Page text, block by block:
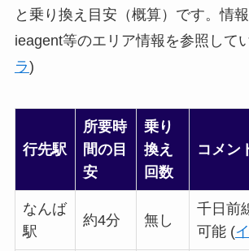
と乗り換え目安（概算）です。情報
ieagent等のエリア情報を参照して
ラ)
行先駅
所要時
間の目
安
乗り
換え
回数
コメン
なんば
駅
約4分 無し
千日前
可能 (